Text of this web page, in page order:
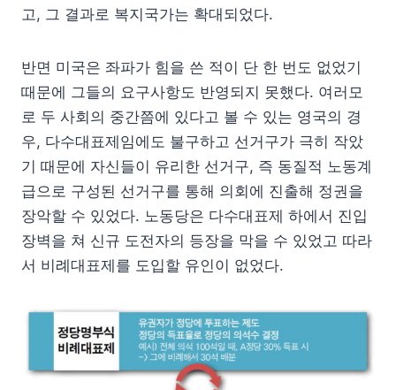
고, 그 결과로 복지국가는 확대되었다.
반면 미국은 좌파가 힘을 쓴 적이 단 한 번도 없었기
때문에 그들의 요구사항도 반영되지 못했다. 여러모
로 두 사회의 중간쯤에 있다고 볼 수 있는 영국의 경
우, 다수대표제임에도 불구하고 선거구가 극히 작았
기 때문에 자신들이 유리한 선거구, 즉 동질적 노동계
급으로 구성된 선거구를 통해 의회에 진출해 정권을
장악할 수 있었다. 노동당은 다수대표제 하에서 진입
장벽을 쳐 신규 도전자의 등장을 막을 수 있었고 따라
서 비례대표제를 도입할 유인이 없었다.